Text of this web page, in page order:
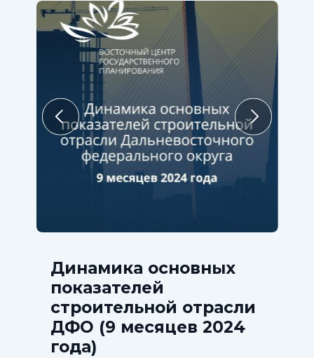
Динамика основных
показателей
строительной отрасли
ДФО (9 месяцев 2024
года)